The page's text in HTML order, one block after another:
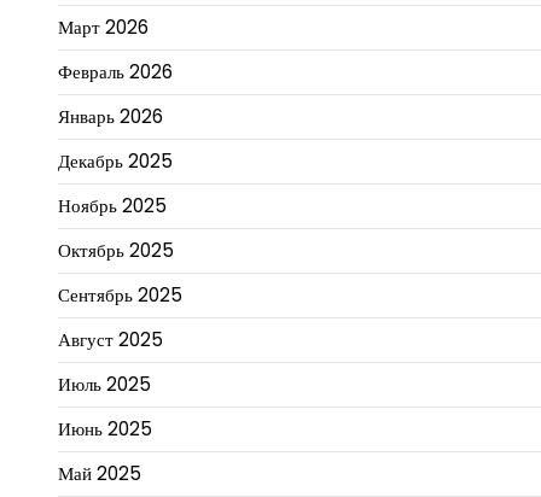
Март 2026
Февраль 2026
Январь 2026
Декабрь 2025
Ноябрь 2025
Октябрь 2025
Сентябрь 2025
Август 2025
Июль 2025
Июнь 2025
Май 2025